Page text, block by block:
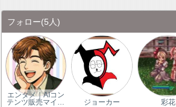
フォロー(5人)
エンタメ｜AIコン
テンツ販売マイ…
ジョーカー 彩花